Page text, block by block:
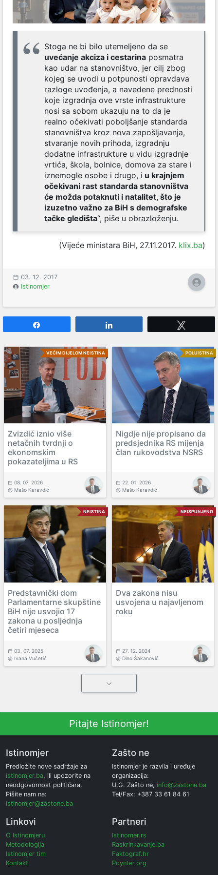
Stoga ne bi bilo utemeljeno da se
uvećanje akciza i cestarina posmatra
kao udar na stanovništvo, jer cilj zbog
kojeg se uvodi u potpunosti opravdava
razloge uvođenja, a navedene prednosti
koje izgradnja ove vrste infrastrukture
nosi sa sobom ukazuju na to da je
realno očekivati poboljšanje standarda
stanovništva kroz nova zapošljavanja,
stvaranje novih prihoda, izgradnju
dodatne infrastrukture u vidu izgradnje
vrtića, škola, bolnice, domova za stare i
iznemogle osobe i drugo, i u krajnjem
očekivani rast standarda stanovništva
će možda potaknuti i natalitet, što je
izuzetno važno za BiH s demografske
tačke gledišta“, piše u obrazloženju.
(Vijeće ministara BiH, 27.11.2017. klix.ba)
03. 12. 2017
Istinomjer
VEĆIM DIJELOM NEISTINA
Zvizdić iznio više
netačnih tvrdnji o
ekonomskim
pokazateljima u RS
08. 07. 2026
Mašo Karavdić
POLUISTINA
Nigdje nije propisano da
predsjednika RS mijenja
član rukovodstva NSRS
22. 01. 2026
Mašo Karavdić
NEISTINA
Predstavnički dom
Parlamentarne skupštine
BiH nije usvojio 17
zakona u posljednja
četiri mjeseca
03. 07. 2025
Ivana Vučetić
NEISPUNJENO
Dva zakona nisu
usvojena u najavljenom
roku
27. 12. 2024
Dino Šakanović
Pitajte Istinomjer!
Istinomjer
Predložite nove sadržaje za
istinomjer.ba, ili upozorite na
neodgovornost političara.
Pišite nam na:
istinomjer@zastone.ba
Zašto ne
Istinomjer je razvila i uređuje
organizacija:
U.G. Zašto ne, info@zastone.ba
Tel/Fax: +387 33 61 84 61
Linkovi
O Istinomjeru
Metodologija
Istinomjer tim
Kontakt
Partneri
Istinomer.rs
Raskrinkavanje.ba
Faktograf.hr
Poynter.org